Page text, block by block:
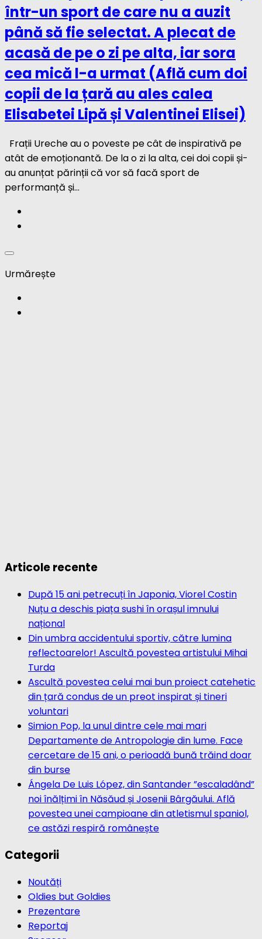
într-un sport de care nu a auzit
până să fie selectat. A plecat de
acasă de pe o zi pe alta, iar sora
cea mică l-a urmat (Află cum doi
copii de la țară au ales calea
Elisabetei Lipă și Valentinei Elisei)
Frații Ureche au o poveste pe cât de inspirativă pe
atât de emoționantă. De la o zi la alta, cei doi copii și-
au anunțat părinții că vor să facă sport de
performanță și...
Articole recente
După 15 ani petrecuți în Japonia, Viorel Costin
Nuțu a deschis piața sushi în orașul imnului
național
Din umbra accidentului sportiv, către lumina
reflectoarelor! Ascultă povestea artistului Mihai
Turda
Ascultă povestea celui mai bun proiect catehetic
din țară condus de un preot inspirat și tineri
voluntari
Simion Pop, la unul dintre cele mai mari
Departamente de Antropologie din lume. Face
cercetare de 15 ani, o perioadă bună trăind doar
din burse
Ángela De Luis López, din Santander ”escaladând”
noi înălțimi în Năsăud și Josenii Bârgăului. Află
povestea unei campioane din atletismul spaniol,
ce astăzi respiră românește
Categorii
Noutăți
Oldies but Goldies
Prezentare
Reportaj